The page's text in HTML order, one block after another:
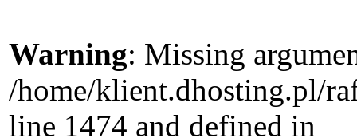
Warning: Missing
/home/klient.dhosting.pl/
line 1474 and defined in